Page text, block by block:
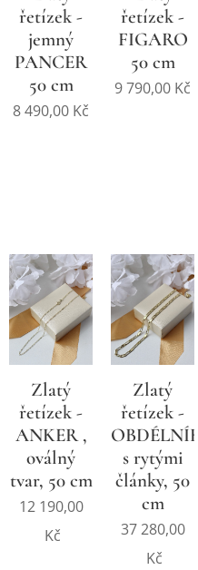
řetízek -
jemný
PANCER
50 cm
8 490,00 Kč
řetízek -
FIGARO
50 cm
9 790,00 Kč
Zlatý
řetízek -
ANKER ,
oválný
tvar, 50 cm
12 190,00
Kč
Zlatý
řetízek -
s rytými
články, 50
cm
37 280,00
Kč